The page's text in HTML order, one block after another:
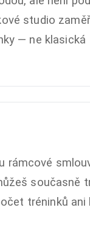
studio
— ne klasická
rámcové
současně
tréninků ani